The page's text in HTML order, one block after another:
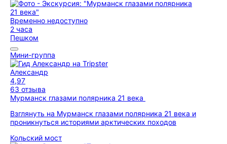
Временно недоступно
2 часа
Пешком
Мини-группа
Александр
4,97
63 отзыва
Мурманск глазами полярника 21 века
Взглянуть на Мурманск глазами полярника 21 века и
проникнуться историями арктических походов
Кольский мост